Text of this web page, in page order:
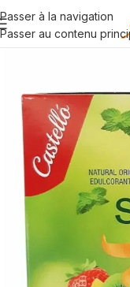
Passer à la navigation
Passer au contenu